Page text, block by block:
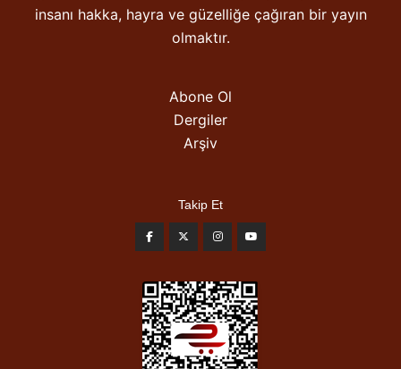
insanı hakka, hayra ve güzelliğe çağıran bir yayın
olmaktır.
Abone Ol
Dergiler
Arşiv
Takip Et